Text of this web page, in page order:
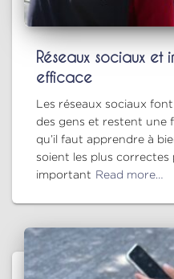
Réseaux sociaux et
efficace
Les réseaux sociaux
des gens et restent une
qu’il faut apprendre à
soient les plus correctes
important Read more…